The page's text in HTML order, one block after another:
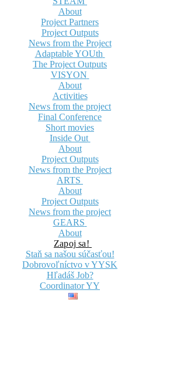
About
Project Partners
Project Outputs
News from the Project
Adaptable YOUth
The Project Outputs
VISYON
About
Activities
News from the project
Final Conference
Short movies
Inside Out
About
Project Outputs
News from the Project
ARTS
About
Project Outputs
News from the project
GEARS
About
Zapoj sa!
Staň sa našou súčasťou!
Dobrovoľníctvo v YYSK
Hľadáš Job?
Coordinator YY